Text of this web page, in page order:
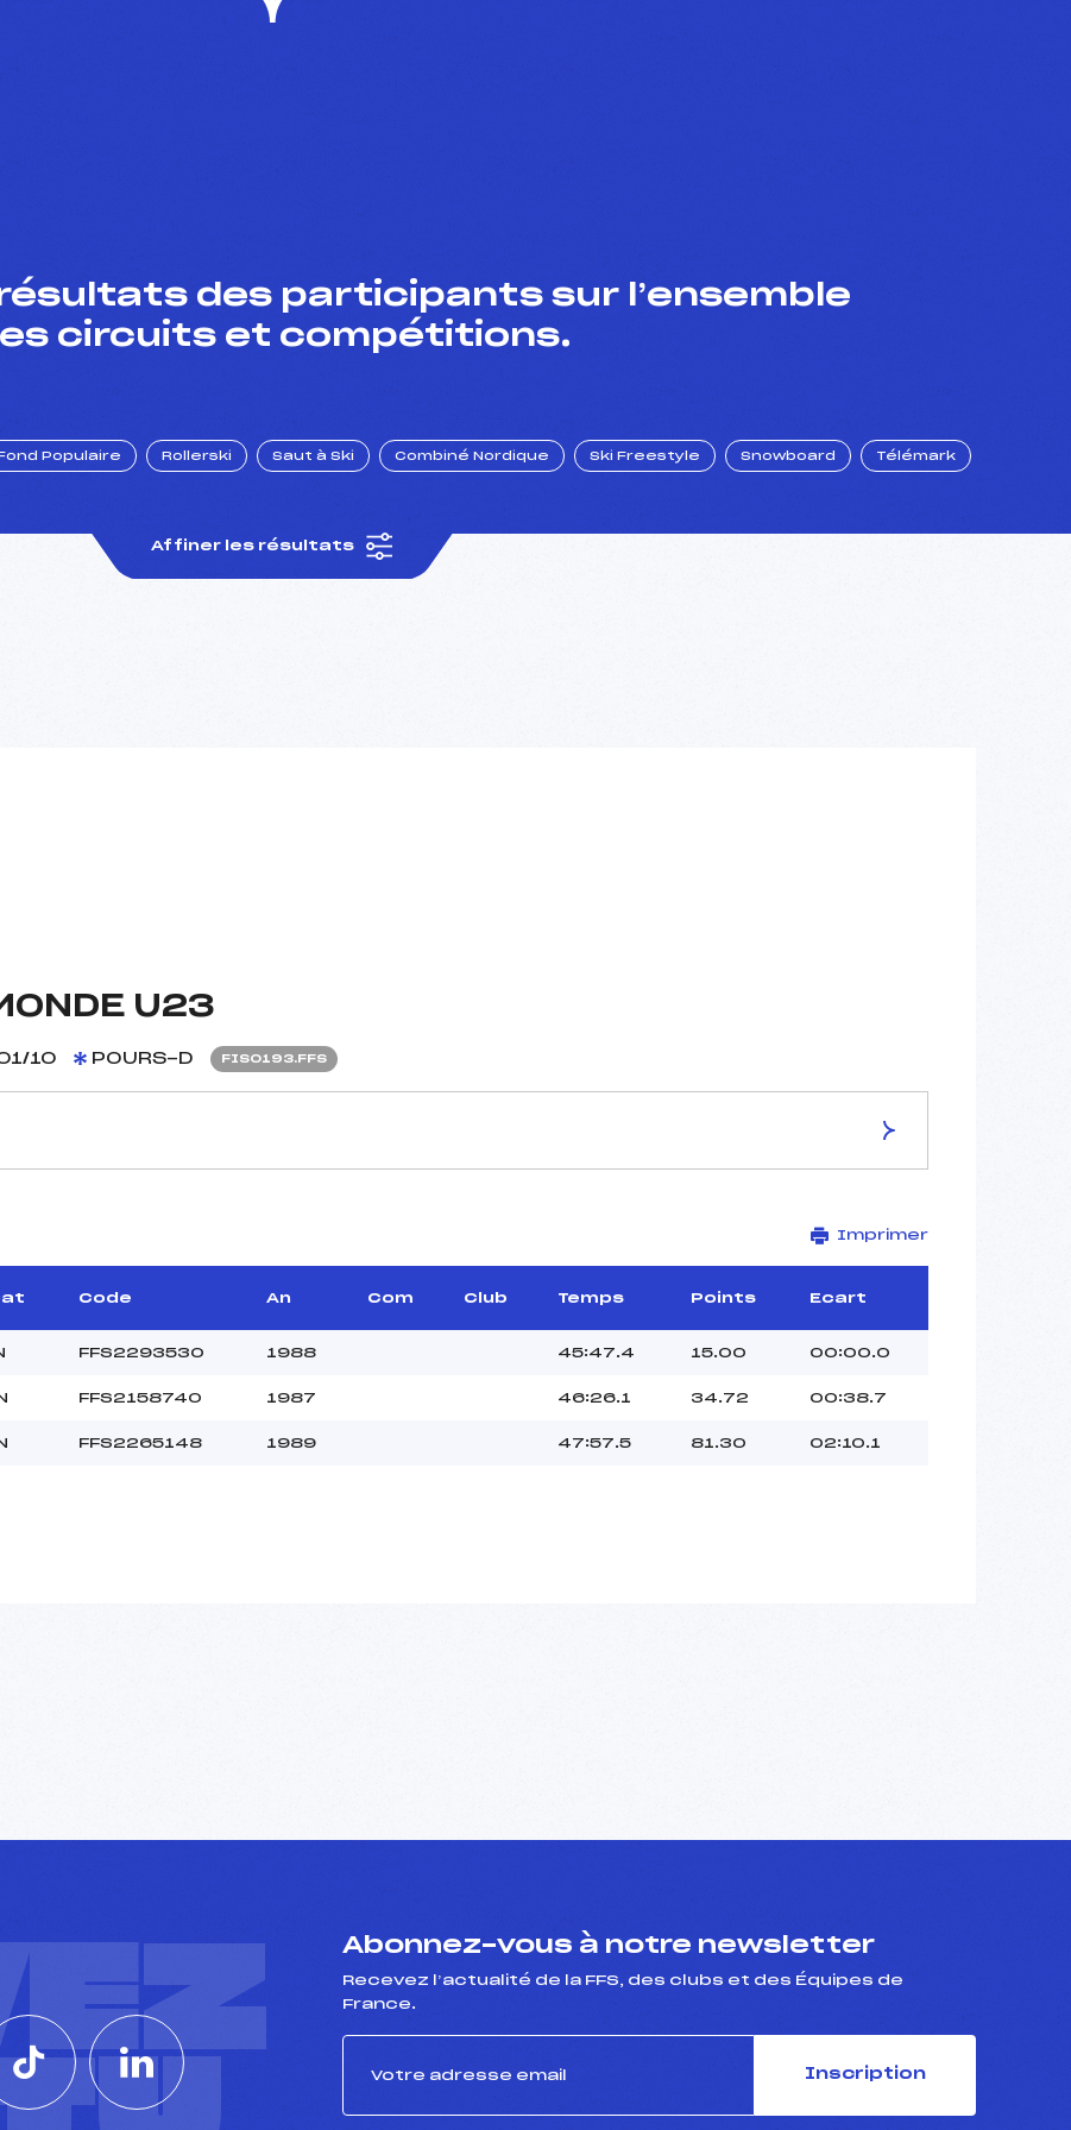
des participants sur l’ensemble
circuits et compétitions.
Populaire Rollerski Saut à Ski Combiné Nordique Ski Freestyle Snowboard Télémark
Affiner les résultats
U23
10 POURS-D FIS0193.FFS
–
Site de Replis
Distance :
2X3.7 km
Point Haut :
Imprimer
Code An Com Club Temps Points Ecart
FFS2293530 1988 45:47.4 15.00 00:00.0
FFS2158740 1987 46:26.1 34.72 00:38.7
FFS2265148 1989 47:57.5 81.30 02:10.1
Abonnez-vous à notre newsletter
Recevez l’actualité de la FFS, des clubs et des Équipes de
France.
Inscription